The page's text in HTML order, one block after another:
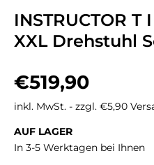
INSTRUCTOR
XXL Drehstuhl
Normaler Preis
€519,90
inkl. MwSt. - zzgl. €5,90
AUF LAGER
In 3-5 Werktagen bei Ihnen